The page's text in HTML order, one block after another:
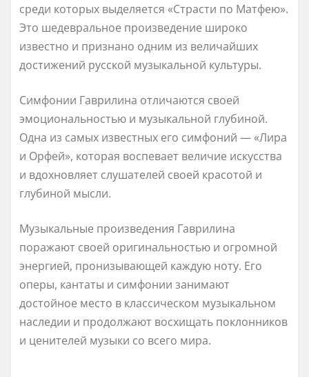
среди которых выделяется «Страсти по Матфею».
Это шедевральное произведение широко
известно и признано одним из величайших
достижений русской музыкальной культуры.
Симфонии Гаврилина отличаются своей
эмоциональностью и музыкальной глубиной.
Одна из самых известных его симфоний — «Лира
и Орфей», которая воспевает величие искусства
и вдохновляет слушателей своей красотой и
глубиной мысли.
Музыкальные произведения Гаврилина
поражают своей оригинальностью и огромной
энергией, пронизывающей каждую ноту. Его
оперы, кантаты и симфонии занимают
достойное место в классическом музыкальном
наследии и продолжают восхищать поклонников
и ценителей музыки со всего мира.